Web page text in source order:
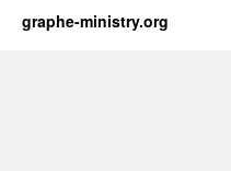
graphe-ministry.org